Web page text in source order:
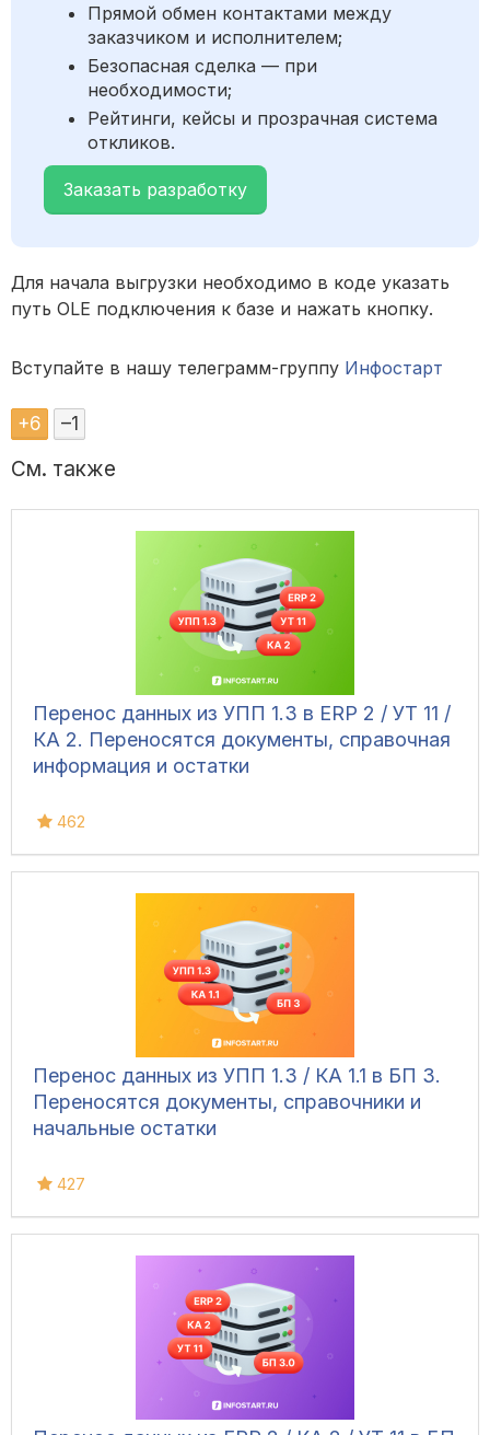
Прямой обмен контактами между
заказчиком и исполнителем;
Безопасная сделка — при
необходимости;
Рейтинги, кейсы и прозрачная система
откликов.
Заказать разработку
Для начала выгрузки необходимо в коде указать
путь OLE подключения к базе и нажать кнопку.
Вступайте в нашу телеграмм-группу Инфостарт
+6 –1
См. также
Перенос данных из УПП 1.3 в ERP 2 / УТ 11 /
КА 2. Переносятся документы, справочная
информация и остатки
462
Перенос данных из УПП 1.3 / КА 1.1 в БП 3.
Переносятся документы, справочники и
начальные остатки
427